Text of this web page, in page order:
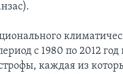
с 1980 по 2012
каждая из